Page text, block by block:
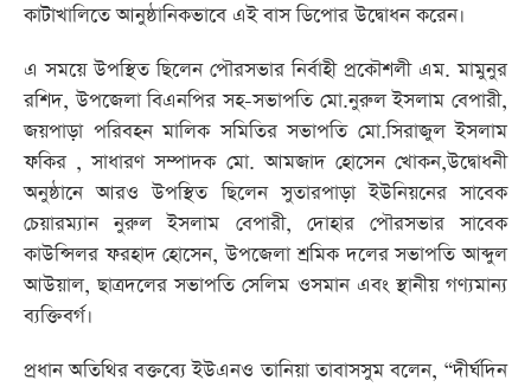
কাটাখালিতে আনুষ্ঠানিকভাবে এই বাস ডিপোর উদ্বোধন করেন।
এ সময়ে উপস্থিত ছিলেন পৌরসভার নির্বাহী প্রকৌশলী এম. মামুনুর
রশিদ, উপজেলা বিএনপির সহ-সভাপতি মো.নুরুল ইসলাম বেপারী,
জয়পাড়া পরিবহন মালিক সমিতির সভাপতি মো.সিরাজুল ইসলাম
ফকির , সাধারণ সম্পাদক মো. আমজাদ হোসেন খোকন,উদ্বোধনী
অনুষ্ঠানে আরও উপস্থিত ছিলেন সুতারপাড়া ইউনিয়নের সাবেক
চেয়ারম্যান নুরুল ইসলাম বেপারী, দোহার পৌরসভার সাবেক
কাউন্সিলর ফরহাদ হোসেন, উপজেলা শ্রমিক দলের সভাপতি আব্দুল
আউয়াল, ছাত্রদলের সভাপতি সেলিম ওসমান এবং স্থানীয় গণ্যমান্য
ব্যক্তিবর্গ।
প্রধান অতিথির বক্তব্যে ইউএনও তানিয়া তাবাসসুম বলেন, “দীর্ঘদিন